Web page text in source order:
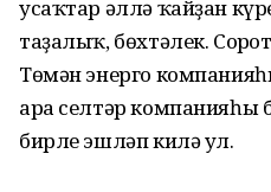
усаҡтар әллә ҡайҙан
таҙалыҡ, бөхтәлек.
Төмән энерго
ара селтәр компанияһы
бирле эшләп килә ул.